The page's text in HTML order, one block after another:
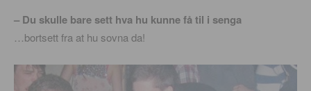
– Du skulle bare sett hva hu kunne få til i senga
…bortsett fra at hu sovna da!